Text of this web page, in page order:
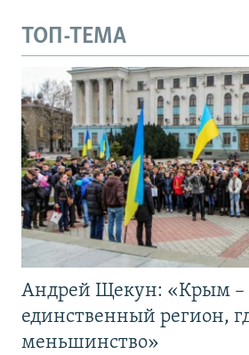
ТОП-ТЕМА
Андрей Щекун: «Крым –
единственный регион,
меньшинство»